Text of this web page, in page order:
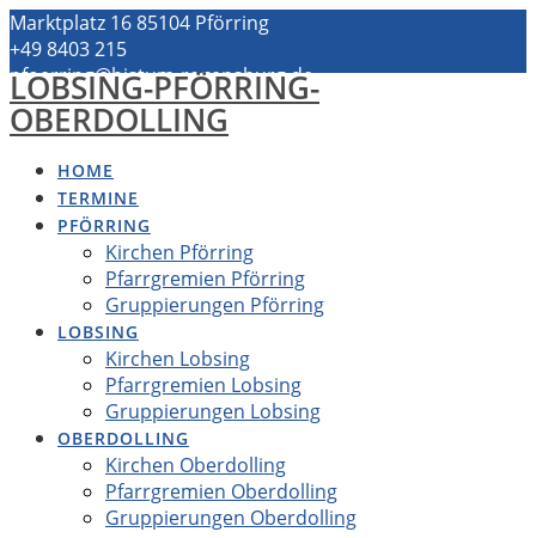
Zum
Inhalt
springen
Marktplatz 16 85104 Pförring
+49 8403 215
pfoerring@bistum-regensburg.de
LOBSING-PFÖRRING-
OBERDOLLING
HOME
TERMINE
PFÖRRING
Kirchen Pförring
Pfarrgremien Pförring
Gruppierungen Pförring
LOBSING
Kirchen Lobsing
Pfarrgremien Lobsing
Gruppierungen Lobsing
OBERDOLLING
Kirchen Oberdolling
Pfarrgremien Oberdolling
Gruppierungen Oberdolling